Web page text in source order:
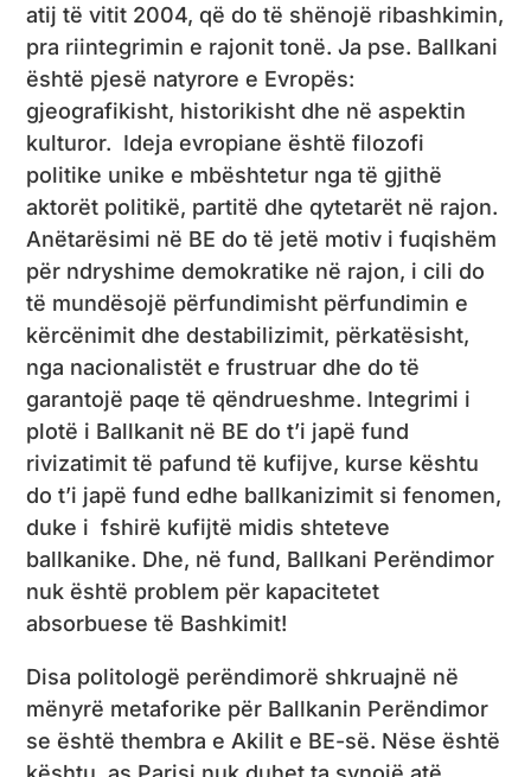
atij të vitit 2004, që do të shënojë ribashkimin,
pra riintegrimin e rajonit tonë. Ja pse. Ballkani
është pjesë natyrore e Evropës:
gjeografikisht, historikisht dhe në aspektin
kulturor. Ideja evropiane është filozofi
politike unike e mbështetur nga të gjithë
aktorët politikë, partitë dhe qytetarët në rajon.
Anëtarësimi në BE do të jetë motiv i fuqishëm
për ndryshime demokratike në rajon, i cili do
të mundësojë përfundimisht përfundimin e
kërcënimit dhe destabilizimit, përkatësisht,
nga nacionalistët e frustruar dhe do të
garantojë paqe të qëndrueshme. Integrimi i
plotë i Ballkanit në BE do t’i japë fund
rivizatimit të pafund të kufijve, kurse kështu
do t’i japë fund edhe ballkanizimit si fenomen,
duke i fshirë kufijtë midis shteteve
ballkanike. Dhe, në fund, Ballkani Perëndimor
nuk është problem për kapacitetet
absorbuese të Bashkimit!
Disa politologë perëndimorë shkruajnë në
mënyrë metaforike për Ballkanin Perëndimor
se është thembra e Akilit e BE-së. Nëse është